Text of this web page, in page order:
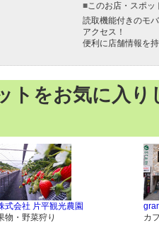
■このお店・スポッ
読取機能付きのモ
アクセス！
便利に店舗情報を
トをお気に入
式会社 片平観光農園
物・野菜狩り
カ